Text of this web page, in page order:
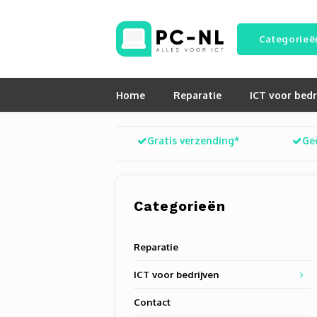
Home Reparatie ICT voor
Gratis verzending*
Categorieën
Reparatie
ICT voor bedrijven
Contact